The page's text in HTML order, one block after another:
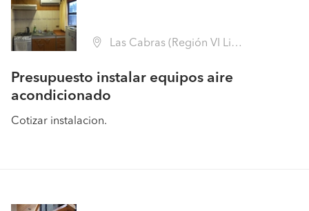
Las Cabras (Región VI Libertador B. O'Higgins - Cachapoal)
Presupuesto instalar equipos aire
acondicionado
Cotizar instalacion.